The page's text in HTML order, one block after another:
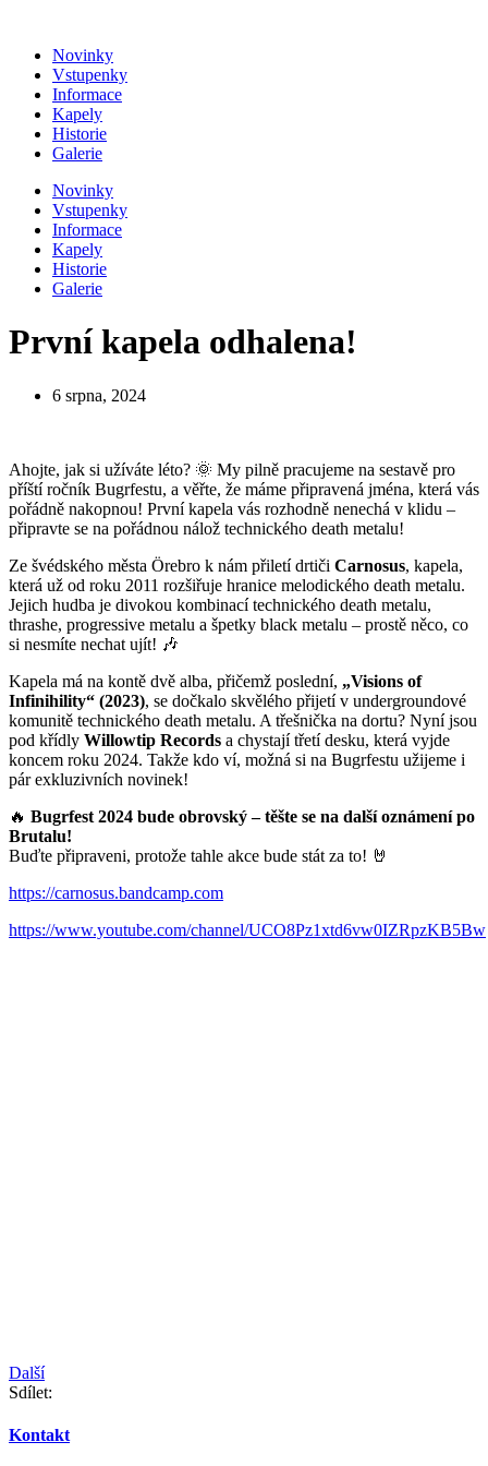
obsahuNovinky
Vstupenky
Informace
Kapely
Historie
Galerie
Novinky
Vstupenky
Informace
Kapely
Historie
Galerie
První kapela odhalena!
6 srpna, 2024
Ahojte, jak si užíváte léto? 🌞 My pilně pracujeme na sestavě pro
příští ročník Bugrfestu, a věřte, že máme připravená jména, která vás
pořádně nakopnou! První kapela vás rozhodně nenechá v klidu –
připravte se na pořádnou nálož technického death metalu!
Ze švédského města Örebro k nám přiletí drtiči Carnosus, kapela,
která už od roku 2011 rozšiřuje hranice melodického death metalu.
Jejich hudba je divokou kombinací technického death metalu,
thrashe, progressive metalu a špetky black metalu – prostě něco, co
si nesmíte nechat ujít! 🎶
Kapela má na kontě dvě alba, přičemž poslední, „Visions of
Infinihility“ (2023), se dočkalo skvělého přijetí v undergroundové
komunitě technického death metalu. A třešnička na dortu? Nyní jsou
pod křídly Willowtip Records a chystají třetí desku, která vyjde
koncem roku 2024. Takže kdo ví, možná si na Bugrfestu užijeme i
pár exkluzivních novinek!
🔥 Bugrfest 2024 bude obrovský – těšte se na další oznámení po
Brutalu!
Buďte připraveni, protože tahle akce bude stát za to! 🤘
https://carnosus.bandcamp.com
https://www.youtube.com/channel/UCO8Pz1xtd6vw0IZRpzKB5Bw
Další
Sdílet:
Kontakt